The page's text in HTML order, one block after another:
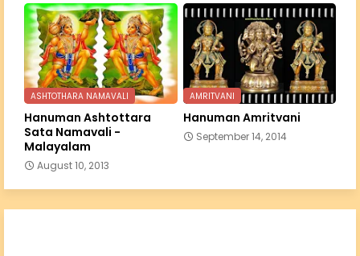
ASHTOTHARA NAMAVALI
Hanuman Ashtottara
Sata Namavali -
Malayalam
August 10, 2013
AMRITVANI
Hanuman Amritvani
September 14, 2014